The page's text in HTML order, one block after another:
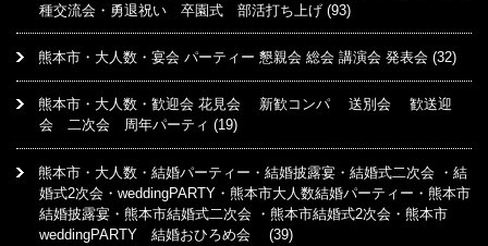
種交流会・勇退祝い 卒園式 部活打ち上げ (93)
熊本市・大人数・宴会 パーティー 懇親会 総会 講演会 発表会 (32)
熊本市・大人数・歓迎会 花見会 新歓コンパ 送別会 歓送迎
会 二次会 周年パーティ (19)
熊本市・大人数・結婚パーティー・結婚披露宴・結婚式二次会 ・結
婚式2次会・weddingPARTY・熊本市大人数結婚パーティー・熊本市
結婚披露宴・熊本市結婚式二次会 ・熊本市結婚式2次会・熊本市
weddingPARTY 結婚おひろめ会 (39)